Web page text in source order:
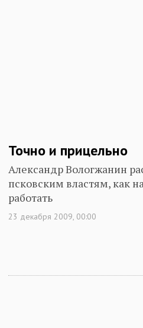
Точно и прицельно
Александр Вологжанин
псковским властям, как
работать
23 декабря 2009, 00:00